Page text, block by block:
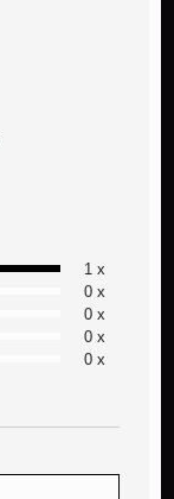
1 x
0 x
0 x
0 x
0 x